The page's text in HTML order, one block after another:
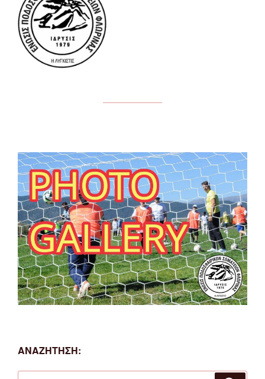
ΑΝΑΖΗΤΗΣΗ: